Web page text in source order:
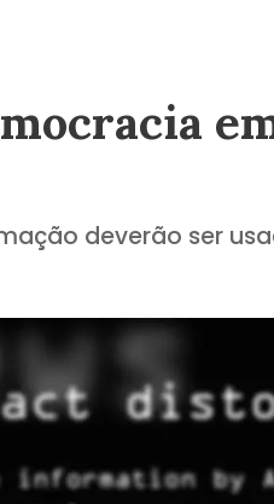
deverão ser